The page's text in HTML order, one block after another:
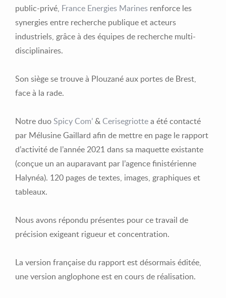
public-privé, France Energies Marines renforce les
synergies entre recherche publique et acteurs
industriels, grâce à des équipes de recherche multi-
disciplinaires.
Son siège se trouve à Plouzané aux portes de Brest,
face à la rade.
Notre duoSpicy Com’&Cerisegriottea été contacté
par Mélusine Gaillard afin de mettre en page le rapport
d’activité de l’année 2021 dans sa maquette existante
(conçue un an auparavant par l’agence finistérienne
Halynéa). 120 pages de textes, images, graphiques et
tableaux.
Nous avons répondu présentes pour ce travail de
précision exigeant rigueur et concentration.
La version française du rapport est désormais éditée,
une version anglophone est en cours de réalisation.